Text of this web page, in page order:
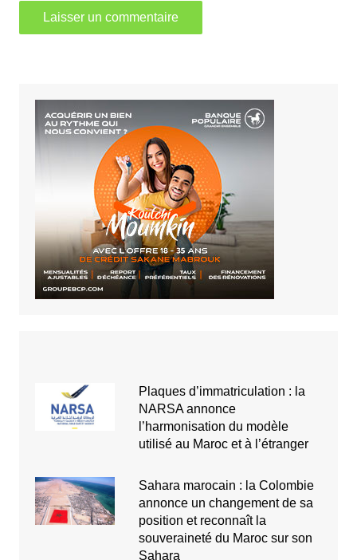
Plaques d’immatriculation : la
NARSA annonce
l’harmonisation du modèle
utilisé au Maroc et à l’étranger
Sahara marocain : la Colombie
annonce un changement de sa
position et reconnaît la
souveraineté du Maroc sur son
Sahara